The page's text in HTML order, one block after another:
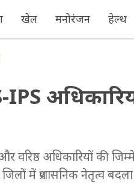
खेल मनोरंजन हेल्थ
अधिकारियों की
में प्रशासनिक नेतृत्व